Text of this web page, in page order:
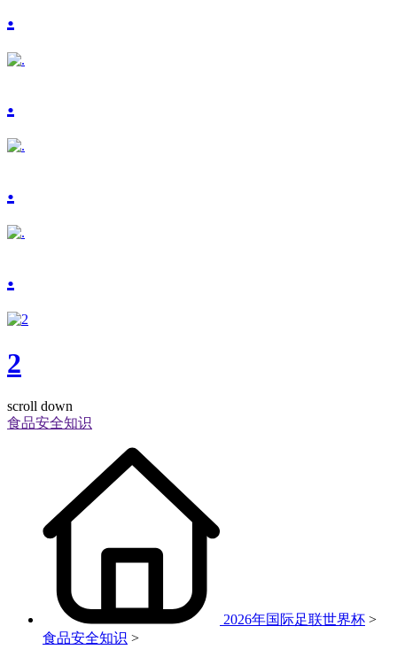
.
.
.
.
2
scroll down
食品安全知识
2026年国际足联世界杯 >
食品安全知识 >